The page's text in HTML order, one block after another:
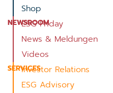
Shop
NEWSROOM
ESG Friday
News & Meldungen
Videos
SERVICES
Investor Relations
ESG Advisory